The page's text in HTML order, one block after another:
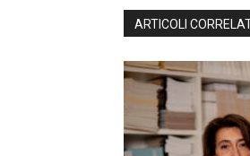
ARTICOLI